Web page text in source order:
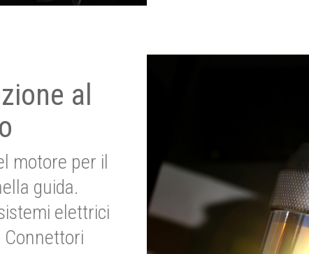
al
motore per il
guida.
elettrici